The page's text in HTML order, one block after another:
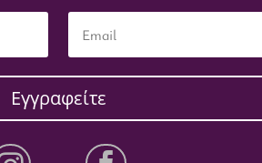
Εγγραφείτε